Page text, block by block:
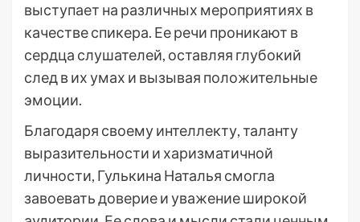
выступает на различных мероприятиях в
качестве спикера. Ее речи проникают в
сердца слушателей, оставляя глубокий
след в их умах и вызывая положительные
эмоции.
Благодаря своему интеллекту, таланту
выразительности и харизматичной
личности, Гулькина Наталья смогла
завоевать доверие и уважение широкой